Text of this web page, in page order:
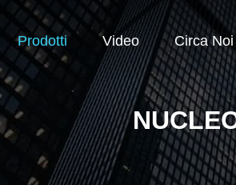
Prodotti Video Circa Noi